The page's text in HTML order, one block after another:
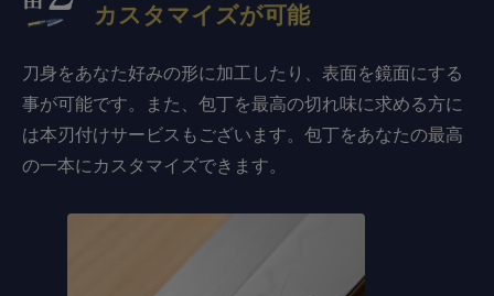
カスタマイズが可能
刀身をあなた好みの形に加工したり、表面を鏡面にする
事が可能です。また、包丁を最高の切れ味に求める方に
は本刃付けサービスもございます。包丁をあなたの最高
の一本にカスタマイズできます。